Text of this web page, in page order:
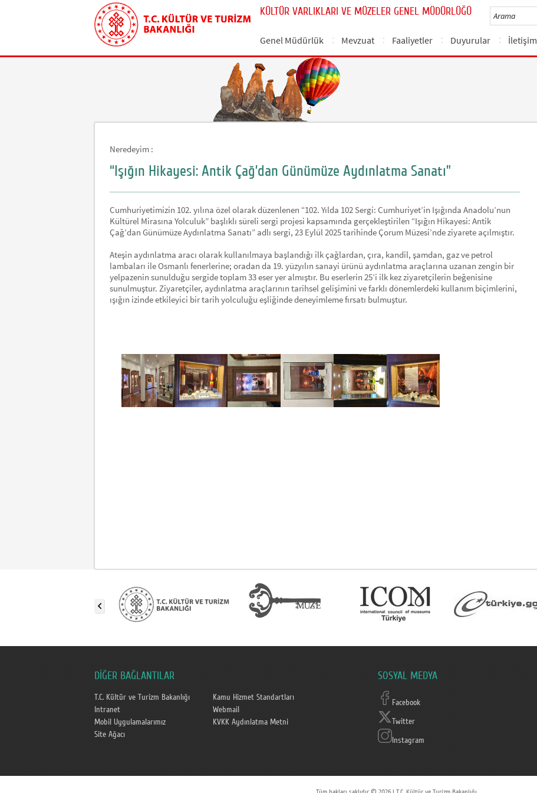
KÜLTÜR VARLIKLARI VE MÜZELER GENEL MÜDÜRLÜĞÜ
Genel Müdürlük Mevzuat Faaliyetler Duyurular İletişim
Neredeyim :
“Işığın Hikayesi: Antik Çağ’dan Günümüze Aydınlatma Sanatı”
Cumhuriyetimizin 102. yılına özel olarak düzenlenen “102. Yılda 102 Sergi: Cumhuriyet’in Işığında Anadolu’nun
Kültürel Mirasına Yolculuk” başlıklı süreli sergi projesi kapsamında gerçekleştirilen “Işığın Hikayesi: Antik
Çağ’dan Günümüze Aydınlatma Sanatı” adlı sergi, 23 Eylül 2025 tarihinde Çorum Müzesi’nde ziyarete açılmıştır.
Ateşin aydınlatma aracı olarak kullanılmaya başlandığı ilk çağlardan, çıra, kandil, şamdan, gaz ve petrol
lambaları ile Osmanlı fenerlerine; oradan da 19. yüzyılın sanayi ürünü aydınlatma araçlarına uzanan zengin bir
yelpazenin sunulduğu sergide toplam 33 eser yer almıştır. Bu eserlerin 25’i ilk kez ziyaretçilerin beğenisine
sunulmuştur. Ziyaretçiler, aydınlatma araçlarının tarihsel gelişimini ve farklı dönemlerdeki kullanım biçimlerini,
ışığın izinde etkileyici bir tarih yolculuğu eşliğinde deneyimleme fırsatı bulmuştur.
DİĞER BAĞLANTILAR
T.C. Kültür ve Turizm Bakanlığı
Kamu Hizmet Standartları
Intranet
Webmail
Mobil Uygulamalarımız
KVKK Aydınlatma Metni
Site Ağacı
SOSYAL MEDYA
Facebook
Twitter
Instagram